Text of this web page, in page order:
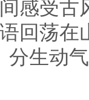
感受
回荡
分生动